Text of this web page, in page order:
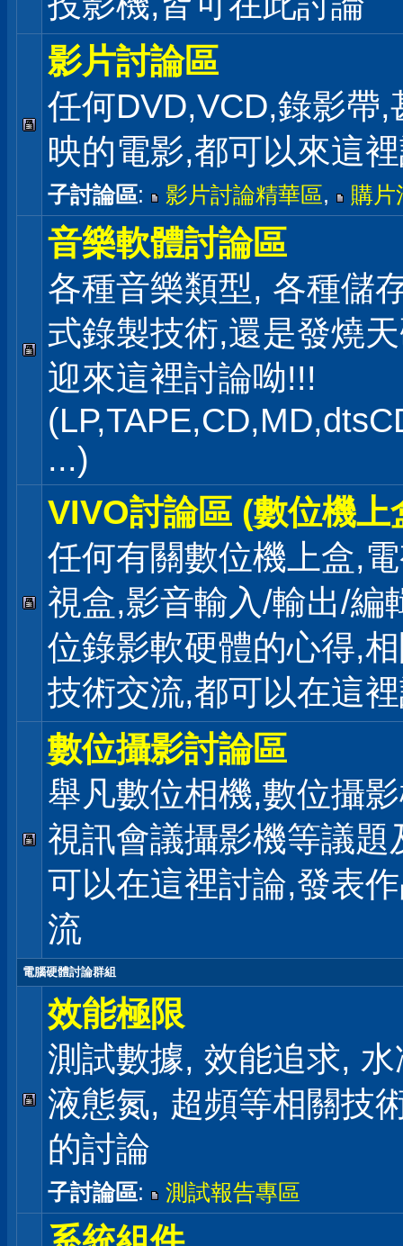
影片討論區
任何DVD,VCD,錄影帶,
映的電影,都可以來這
子討論區: 影片討論精華區, 購片
音樂軟體討論區
各種音樂類型, 各種儲
式錄製技術,還是發燒
迎來這裡討論呦!!!
...)
VIVO討論區 (數位機上
任何有關數位機上盒,
視盒,影音輸入/輸出/編
位錄影軟硬體的心得,
技術交流,都可以在這
數位攝影討論區
舉凡數位相機,數位攝
視訊會議攝影機等議題
可以在這裡討論,發表
流
電腦硬體討論群組
效能極限
測試數據, 效能追求,
液態氮, 超頻等相關技
的討論
子討論區: 測試報告專區